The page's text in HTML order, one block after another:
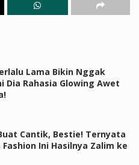
Lama Bikin Nggak
Dia Rahasia Glowing Awet
Cantik, Bestie! Ternyata
Ini Hasilnya Zalim ke